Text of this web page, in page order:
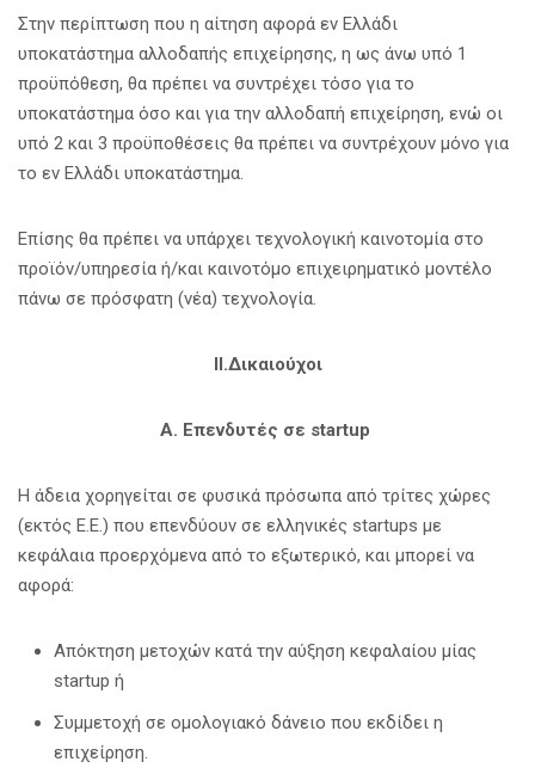
Στην περίπτωση που η αίτηση αφορά εν Ελλάδι
υποκατάστημα αλλοδαπής επιχείρησης, η ως άνω υπό 1
προϋπόθεση, θα πρέπει να συντρέχει τόσο για το
υποκατάστημα όσο και για την αλλοδαπή επιχείρηση, ενώ οι
υπό 2 και 3 προϋποθέσεις θα πρέπει να συντρέχουν μόνο για
το εν Ελλάδι υποκατάστημα.
Επίσης θα πρέπει να υπάρχει τεχνολογική καινοτομία στο
προϊόν/υπηρεσία ή/και καινοτόμο επιχειρηματικό μοντέλο
πάνω σε πρόσφατη (νέα) τεχνολογία.
II.Δικαιούχοι
Α. Επενδυτές σε startup
Η άδεια χορηγείται σε φυσικά πρόσωπα από τρίτες χώρες
(εκτός Ε.Ε.) που επενδύουν σε ελληνικές startups με
κεφάλαια προερχόμενα από το εξωτερικό, και μπορεί να
αφορά:
Απόκτηση μετοχών κατά την αύξηση κεφαλαίου μίας
startup ή
Συμμετοχή σε ομολογιακό δάνειο που εκδίδει η
επιχείρηση.